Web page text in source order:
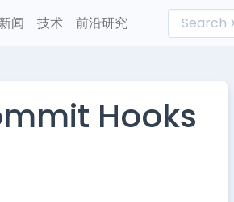
闻 技术 前沿研究
Hooks